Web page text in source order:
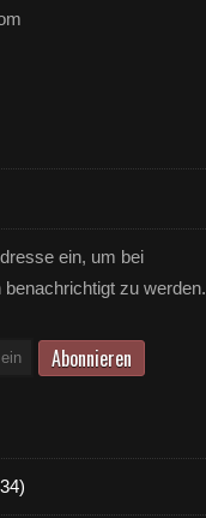
ein, um bei
zu werden.